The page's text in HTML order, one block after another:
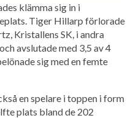
klämma sig in i
Tiger Hillarp förlorade
Kristallens SK, i andra
avslutade med 3,5 av 4
sig med en femte
en spelare i toppen i form
plats bland de 202